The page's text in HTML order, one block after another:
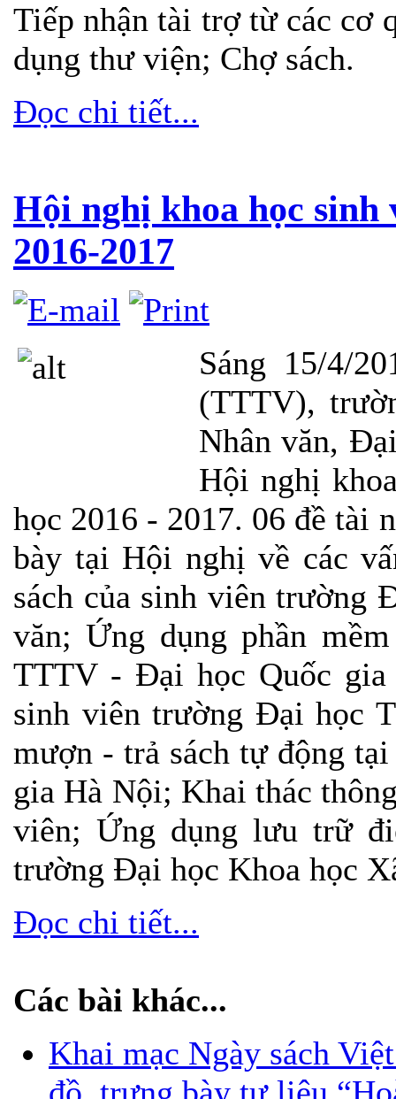
Tiếp nhận tài trợ từ các cơ
dụng thư viện; Chợ sách.
Đọc chi tiết...
Hội nghị khoa học
2016-2017
Sáng 15/4/
(TTTV),
Nhân văn,
Hội nghị
học 2016 - 2017. 06 đề tài
bày tại Hội nghị về các
sách của sinh viên trường
văn; Ứng dụng phần
TTTV - Đại học Quốc
sinh viên trường Đại học
mượn - trả sách tự động
gia Hà Nội; Khai thác
viên; Ứng dụng lưu trữ
trường Đại học Khoa học
Đọc chi tiết...
Các bài khác...
Khai mạc Ngày sách